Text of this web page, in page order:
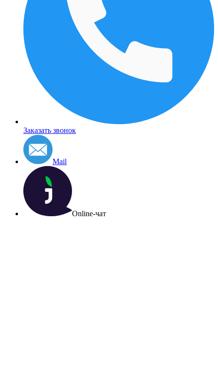
Заказать звонок
Mail
Online-чат